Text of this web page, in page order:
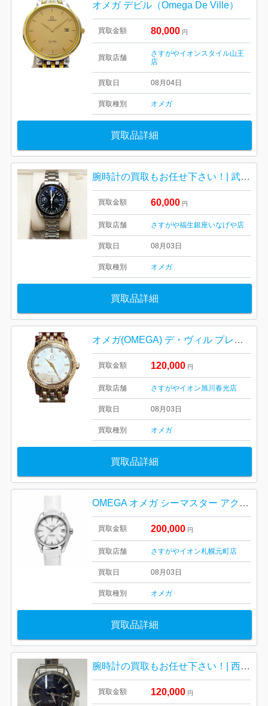
オメガ デビル（Omega De Ville）
買取金額 80,000 円
買取店舗
さすがやイオンスタイル山王
店
買取日 08月04日
買取種別 オメガ
買取品詳細
腕時計の買取もお任せ下さい！| 武蔵村山市本町| オメガメンズ腕時計
買取金額 60,000 円
買取店舗 さすがや福生銀座いなげや店
買取日 08月03日
買取種別 オメガ
買取品詳細
オメガ(OMEGA) デ・ヴィル プレステージ ベゼルダイヤ ホワイトシェル クォーツ レディース 腕時計 4375.75
買取金額 120,000 円
買取店舗 さすがやイオン旭川春光店
買取日 08月03日
買取種別 オメガ
買取品詳細
OMEGA オメガ シーマスター アクアテラ 231.13．3921．55.001 札幌市 東区 元町
買取金額 200,000 円
買取店舗 さすがやイオン札幌元町店
買取日 08月03日
買取種別 オメガ
買取品詳細
腕時計の買取もお任せ下さい！| 西多摩郡瑞穂町高根| OMEGA シーマスター AQUA TERA 腕時計
買取金額 120,000 円